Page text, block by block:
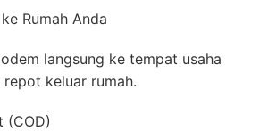
Rumah Anda
langsung ke tempat usaha
keluar rumah.
(COD)